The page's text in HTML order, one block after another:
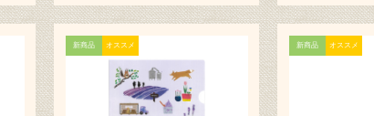
新商品 オススメ 新商品 オススメ